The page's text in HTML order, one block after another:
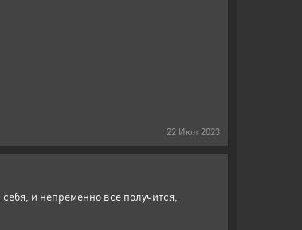
22 Июл 2023
и непременно все получится,